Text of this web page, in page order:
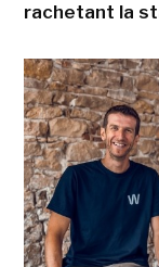
rachetant la